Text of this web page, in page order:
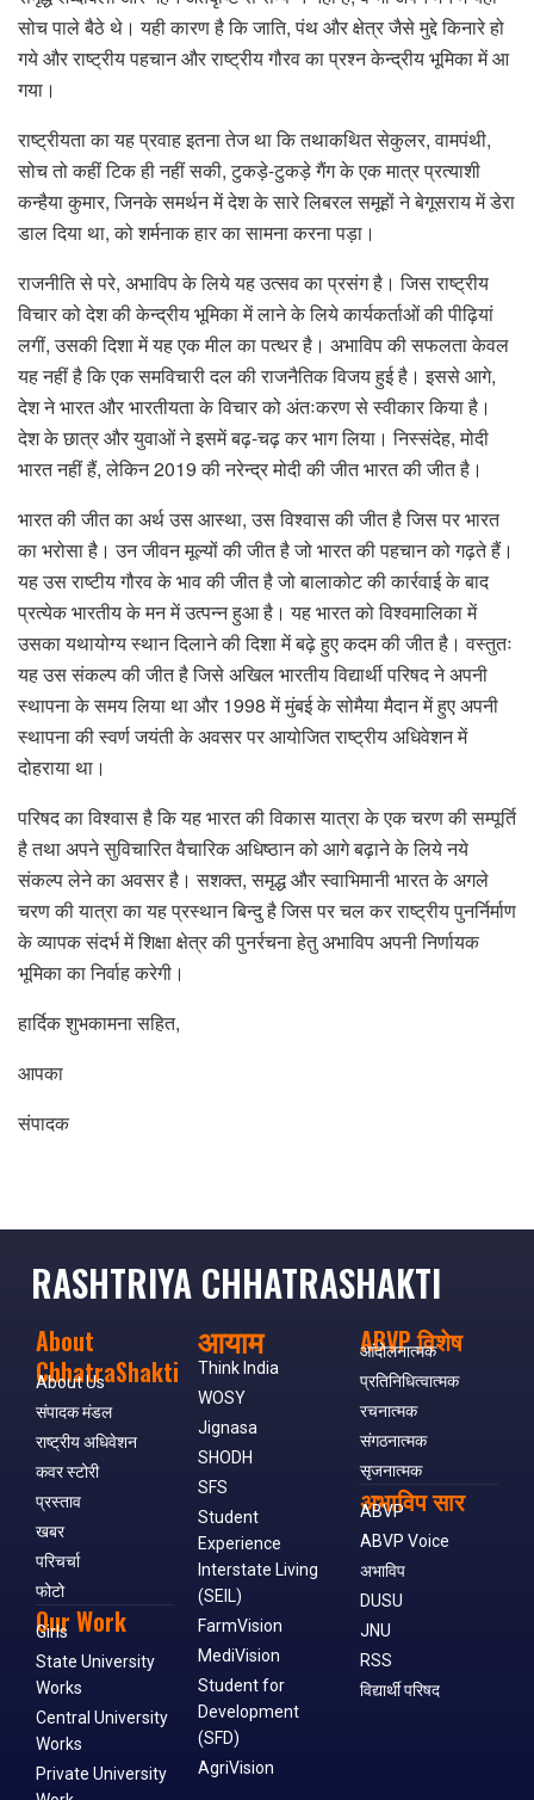
सोच पाले बैठे थे। यही कारण है कि जाति, पंथ और क्षेत्र जैसे मुद्दे किनारे हो
गये और राष्ट्रीय पहचान और राष्ट्रीय गौरव का प्रश्न केन्द्रीय भूमिका में आ
गया।
राष्ट्रीयता का यह प्रवाह इतना तेज था कि तथाकथित सेकुलर, वामपंथी,
सोच तो कहीं टिक ही नहीं सकी, टुकड़े-टुकड़े गैंग के एक मात्र प्रत्याशी
कन्हैया कुमार, जिनके समर्थन में देश के सारे लिबरल समूहों ने बेगूसराय में डेरा
डाल दिया था, को शर्मनाक हार का सामना करना पड़ा।
राजनीति से परे, अभाविप के लिये यह उत्सव का प्रसंग है। जिस राष्ट्रीय
विचार को देश की केन्द्रीय भूमिका में लाने के लिये कार्यकर्ताओं की पीढ़ियां
लगीं, उसकी दिशा में यह एक मील का पत्थर है। अभाविप की सफलता केवल
यह नहीं है कि एक समविचारी दल की राजनैतिक विजय हुई है। इससे आगे,
देश ने भारत और भारतीयता के विचार को अंतःकरण से स्वीकार किया है।
देश के छात्र और युवाओं ने इसमें बढ़-चढ़ कर भाग लिया। निस्संदेह, मोदी
भारत नहीं हैं, लेकिन 2019 की नरेन्द्र मोदी की जीत भारत की जीत है।
भारत की जीत का अर्थ उस आस्था, उस विश्वास की जीत है जिस पर भारत
का भरोसा है। उन जीवन मूल्यों की जीत है जो भारत की पहचान को गढ़ते हैं।
यह उस राष्टीय गौरव के भाव की जीत है जो बालाकोट की कार्रवाई के बाद
प्रत्येक भारतीय के मन में उत्पन्न हुआ है। यह भारत को विश्वमालिका में
उसका यथायोग्य स्थान दिलाने की दिशा में बढ़े हुए कदम की जीत है। वस्तुतः
यह उस संकल्प की जीत है जिसे अखिल भारतीय विद्यार्थी परिषद ने अपनी
स्थापना के समय लिया था और 1998 में मुंबई के सोमैया मैदान में हुए अपनी
स्थापना की स्वर्ण जयंती के अवसर पर आयोजित राष्ट्रीय अधिवेशन में
दोहराया था।
परिषद का विश्वास है कि यह भारत की विकास यात्रा के एक चरण की सम्पूर्ति
है तथा अपने सुविचारित वैचारिक अधिष्ठान को आगे बढ़ाने के लिये नये
संकल्प लेने का अवसर है। सशक्त, समृद्ध और स्वाभिमानी भारत के अगले
चरण की यात्रा का यह प्रस्थान बिन्दु है जिस पर चल कर राष्ट्रीय पुनर्निर्माण
के व्यापक संदर्भ में शिक्षा क्षेत्र की पुनर्रचना हेतु अभाविप अपनी निर्णायक
भूमिका का निर्वाह करेगी।
हार्दिक शुभकामना सहित,
आपका
संपादक
RASHTRIYA CHHATRASHAKTI
About
ChhatraShakti
About Us
संपादक मंडल
राष्ट्रीय अधिवेशन
कवर स्टोरी
प्रस्ताव
खबर
परिचर्चा
फोटो
Our Work
Girls
State University
Works
Central University
Works
Private University
आयाम
Think India
WOSY
Jignasa
SHODH
SFS
Student
Experience
Interstate Living
(SEIL)
FarmVision
MediVision
Student for
Development
(SFD)
AgriVision
ABVP विशेष
आंदोलनात्मक
प्रतिनिधित्वात्मक
रचनात्मक
संगठनात्मक
सृजनात्मक
अभाविप सार
ABVP
ABVP Voice
अभाविप
DUSU
JNU
RSS
विद्यार्थी परिषद